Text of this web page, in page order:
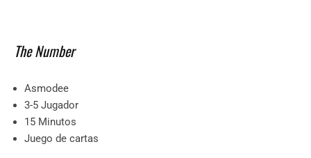
The Number
Asmodee
3-5 Jugador
15 Minutos
Juego de cartas